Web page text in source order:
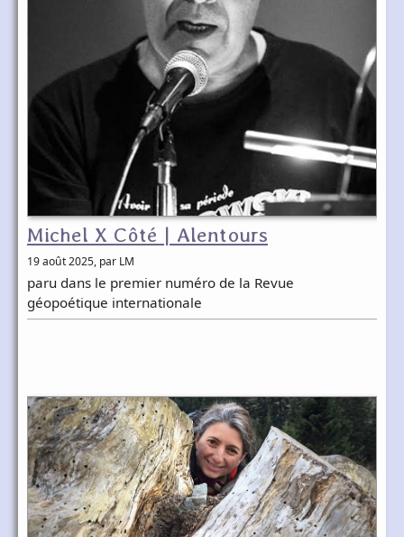
Michel X Côté | Alentours
19 août 2025, par LM
paru dans le premier numéro de la Revue
géopoétique internationale